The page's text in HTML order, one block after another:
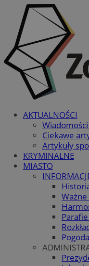
AKTUALNOŚCI
Ciekawe
Artykuły
KRYMINALNE
MIASTO